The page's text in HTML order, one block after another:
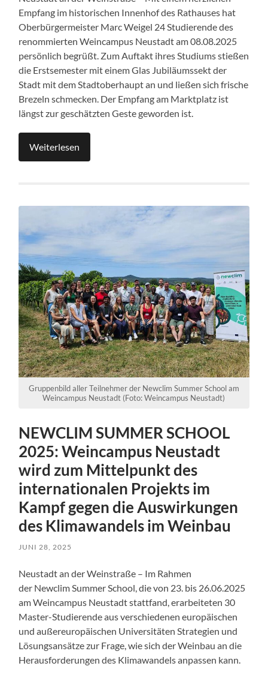
Empfang im historischen Innenhof des Rathauses hat
Oberbürgermeister Marc Weigel 24 Studierende des
renommierten Weincampus Neustadt am 08.08.2025
persönlich begrüßt. Zum Auftakt ihres Studiums stießen
die Erstsemester mit einem Glas Jubiläumssekt der
Stadt mit dem Stadtoberhaupt an und ließen sich frische
Brezeln schmecken. Der Empfang am Marktplatz ist
längst zur geschätzten Geste geworden ist.
Weiterlesen
Gruppenbild aller Teilnehmer der Newclim Summer School am
Weincampus Neustadt (Foto: Weincampus Neustadt)
NEWCLIM SUMMER SCHOOL
2025: Weincampus Neustadt
wird zum Mittelpunkt des
internationalen Projekts im
Kampf gegen die Auswirkungen
des Klimawandels im Weinbau
JUNI 28, 2025
Neustadt an der Weinstraße – Im Rahmen
der Newclim Summer School, die von 23. bis 26.06.2025
am Weincampus Neustadt stattfand, erarbeiteten 30
Master-Studierende aus verschiedenen europäischen
und außereuropäischen Universitäten Strategien und
Lösungsansätze zur Frage, wie sich der Weinbau an die
Herausforderungen des Klimawandels anpassen kann.